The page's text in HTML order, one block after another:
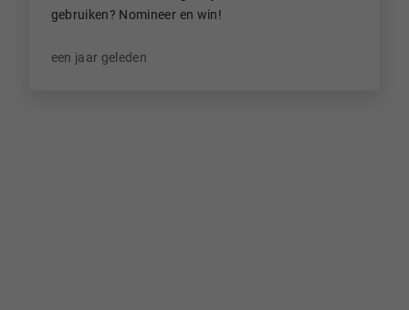
gebruiken? Nomineer en win!
een jaar geleden